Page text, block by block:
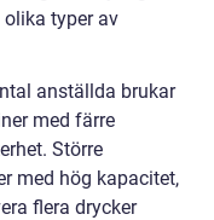
typer av
anställda brukar
med färre
Större
med hög kapacitet,
flera drycker